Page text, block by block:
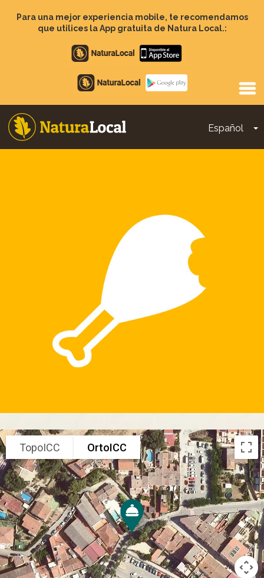
contenido
Para una mejor experiencia mobile, te recomendamos
que utilices la App gratuita de Natura Local.:
Apple
store
Google
Play
Español
Main
TopoICC OrtoICC